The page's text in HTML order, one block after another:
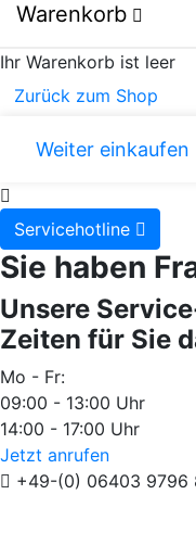
Warenkorb
Ihr Warenkorb ist leer
Zurück zum Shop
Weiter einkaufen
Servicehotline
Sie haben
Unsere
Zeiten für Sie
Mo - Fr:
09:00 - 13:00 Uhr
14:00 - 17:00 Uhr
Jetzt anrufen
+49-(0) 06403 9796